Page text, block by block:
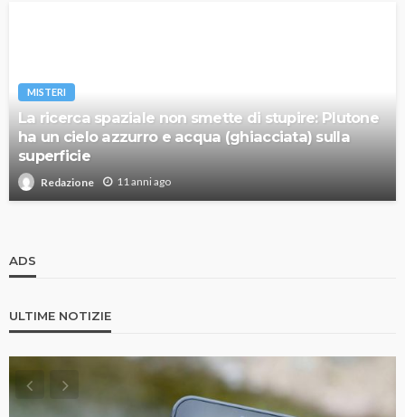
MISTERI
La ricerca spaziale non smette di stupire: Plutone
ha un cielo azzurro e acqua (ghiacciata) sulla
superficie
Redazione 11 anni ago
ADS
ULTIME NOTIZIE